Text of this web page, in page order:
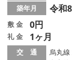
会社概要
メールでお問い合
築年月 令和
敷 金 0円
礼 金 1ヶ月
交 通
烏丸